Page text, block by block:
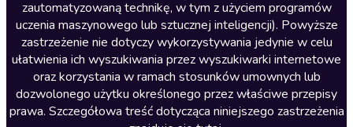
Podcasty i audycje
Polityka
Prasa
Religia
Romans
zautomatyzowaną technikę, w tym z użyciem programów
uczenia maszynowego lub sztucznej inteligencji). Powyższe
zastrzeżenie nie dotyczy wykorzystywania jedynie w celu
ułatwienia ich wyszukiwania przez wyszukiwarki internetowe
oraz korzystania w ramach stosunków umownych lub
dozwolonego użytku określonego przez właściwe przepisy
prawa. Szczegółowa treść dotycząca niniejszego zastrzeżenia